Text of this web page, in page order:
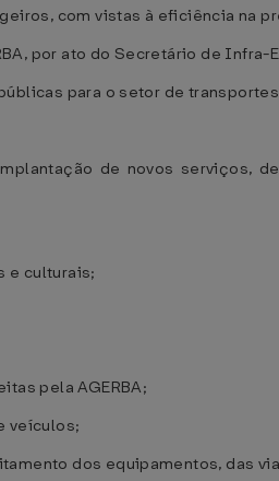
com vistas à eficiência na
por ato do Secretário de Infra-
para o setor de
de novos serviços,
e culturais;
pela AGERBA;
veículos;
dos equipamentos, das